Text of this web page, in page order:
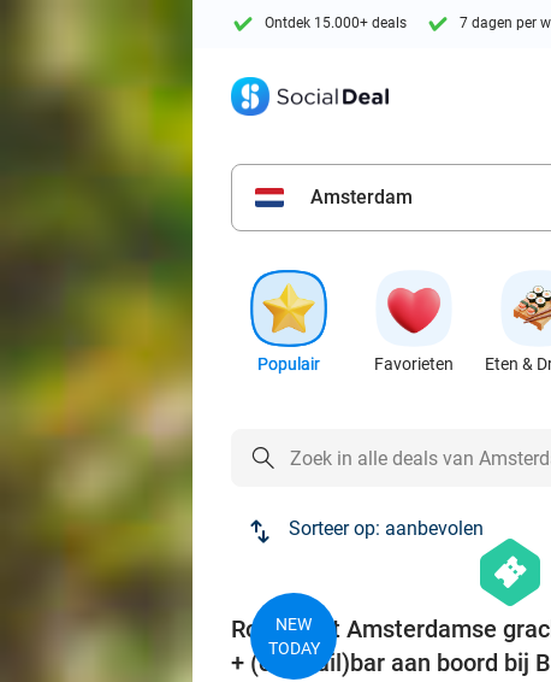
Ontdek 15.000+ deals 7 dagen per
Amsterdam
Populair Favorieten Eten &
Sorteer op: aanbevolen
NEW
TODAY
hexagon
events
Rondvaart Amsterdamse
+ (cocktail)bar aan boord bij